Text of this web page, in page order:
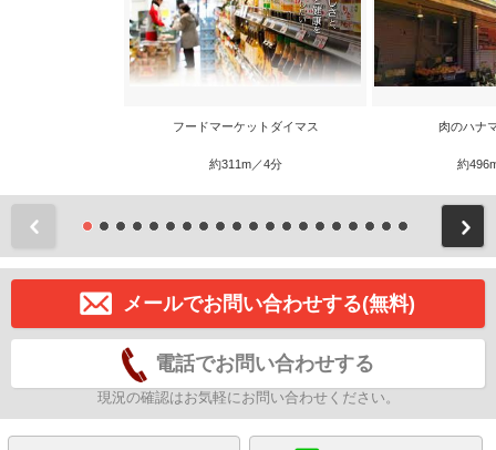
フードマーケットダイマス
約311m／4分
肉のハナ
約
メールでお問い合わせする(無料)
電話でお問い合わせする
現況の確認はお気軽にお問い合わせください。